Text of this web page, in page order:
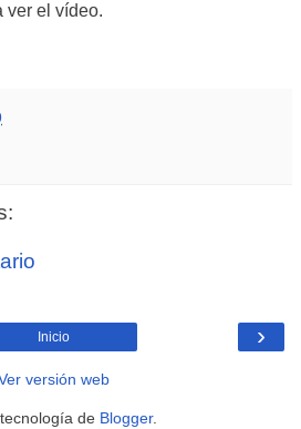
ver el vídeo.
›
Inicio
versión web
de Blogger.